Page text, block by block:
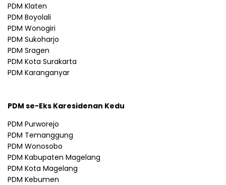
PDM Klaten
PDM Boyolali
PDM Wonogiri
PDM Sukoharjo
PDM Sragen
PDM Kota Surakarta
PDM Karanganyar
PDM se-Eks Karesidenan Kedu
PDM Purworejo
PDM Temanggung
PDM Wonosobo
PDM Kabupaten Magelang
PDM Kota Magelang
PDM Kebumen